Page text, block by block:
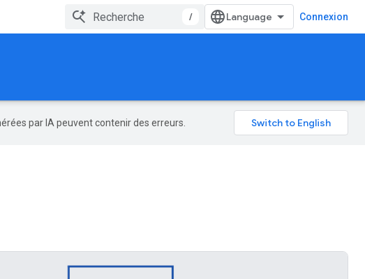
/ Connexion
par IA peuvent contenir des erreurs.